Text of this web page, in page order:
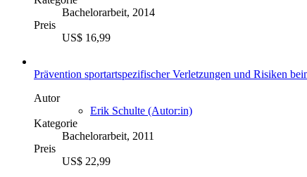
Bachelorarbeit, 2014
Preis
US$ 16,99
Prävention sportartspezifischer Verletzungen und Risiken
Autor
Erik Schulte (Autor:in)
Kategorie
Bachelorarbeit, 2011
Preis
US$ 22,99